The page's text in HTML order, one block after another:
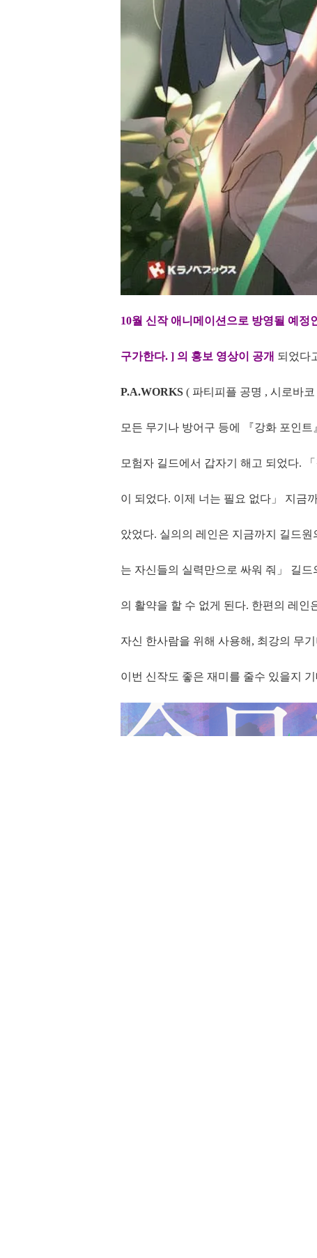
10월 신작 애니메이션으로 방영될 예
구가한다. ] 의 홍보 영상이 공개 되었다
P.A.WORKS ( 파티피플 공명 , 시로바
모든 무기나 방어구 등에 『강화 포인
모험자 길드에서 갑자기 해고 되었다.
이 되었다. 이제 너는 필요 없다」 지금
았었다. 실의의 레인은 지금까지 길드
는 자신들의 실력만으로 싸워 줘」 길
의 활약을 할 수 없게 된다. 한편의 레
자신 한사람을 위해 사용해, 최강의 무
이번 신작도 좋은 재미를 줄수 있을지